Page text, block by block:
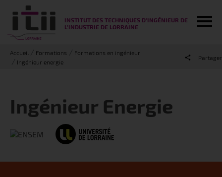
INSTITUT DES TECHNIQUES D'INGÉNIEUR DE
L'INDUSTRIE DE LORRAINE
Accueil Formations
Formations en ingénieur
Ingénieur energie
Partager
Ingénieur Energie